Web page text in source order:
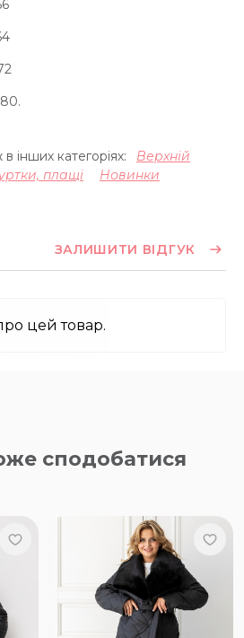
інших категоріях:
Верхній
плащі Новинки
ЗАЛИШИТИ ВІДГУК
цей товар.
сподобатися